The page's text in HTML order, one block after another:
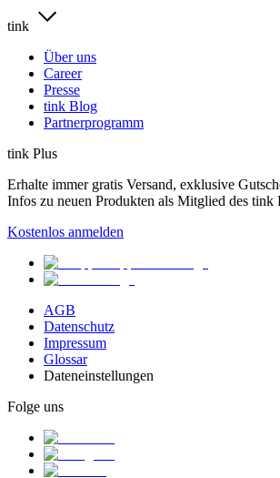
tink
Über uns
Career
Presse
tink Blog
Partnerprogramm
tink Plus
Erhalte immer gratis Versand, exklusive
Infos zu neuen Produkten als Mitglied des tink
Kostenlos anmelden
AGB
Datenschutz
Impressum
Glossar
Dateneinstellungen
Folge uns